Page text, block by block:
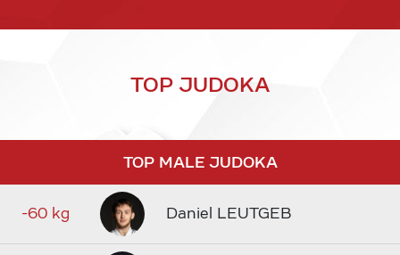
TOP JUDOKA
TOP MALE JUDOKA
-60 kg Daniel LEUTGEB